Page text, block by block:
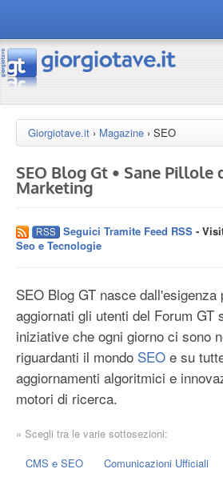
connect gt
risorse
Giorgiotave.it › Magazine › SEO
SEO Blog Gt • Sane Pillole
Marketing
Seguici Tramite Feed RSS -
Seo e Tecnologie
SEO Blog GT nasce
aggiornati gli utenti del Forum GT
iniziative che ogni giorno ci sono
riguardanti il mondo SEO e su
aggiornamenti algoritmici e
motori di ricerca.
» Scegli tra le varie sottosezioni:
CMS e SEO
Comunicazioni Ufficiali